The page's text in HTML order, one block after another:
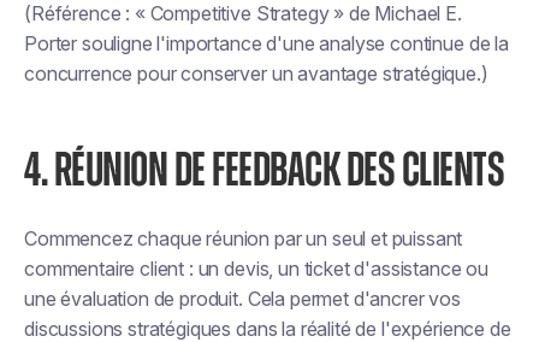
(Référence : « Competitive Strategy » de Michael E.
Porter souligne l'importance d'une analyse continue de la
concurrence pour conserver un avantage stratégique.)
4. RÉUNION DE FEEDBACK DES CLIENTS
Commencez chaque réunion par un seul et puissant
commentaire client : un devis, un ticket d'assistance ou
une évaluation de produit. Cela permet d'ancrer vos
discussions stratégiques dans la réalité de l'expérience de